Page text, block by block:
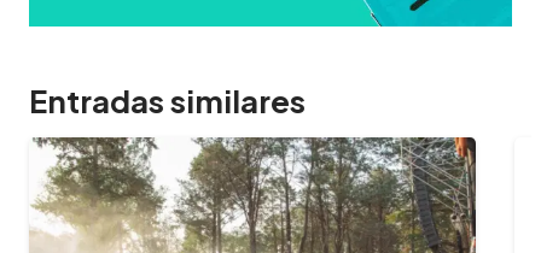
Entradas similares
09/02/2024